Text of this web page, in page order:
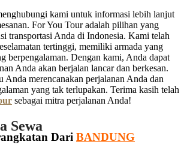
kami untuk informasi lebih lanjut
For You Tour adalah pilihan yang
transportasi Anda di Indonesia. Kami telah
tertinggi, memiliki armada yang
berpengalaman. Dengan kami, Anda dapat
Anda akan berjalan lancar dan berkesan.
Anda merencanakan perjalanan Anda dan
yang tak terlupakan. Terima kasih telah
sebagai mitra perjalanan Anda!
Sewa
Dari BANDUNG